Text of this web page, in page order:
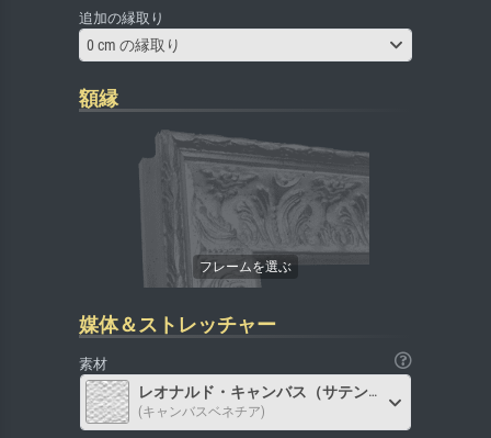
追加の縁取り
0 cm の縁取り
額縁
媒体＆ストレッチャー
素材
レオナルド・キャンバス（サテン）
(キャンバスベネチア)